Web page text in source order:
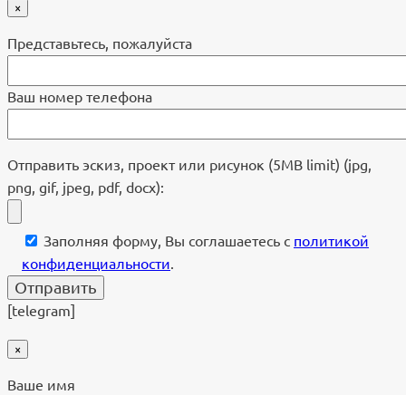
×
Представьтесь, пожалуйста
Ваш номер телефона
Отправить эскиз, проект или рисунок (5MB limit) (jpg,
png, gif, jpeg, pdf, docx):
Заполняя форму, Вы соглашаетесь с политикой
конфиденциальности.
[telegram]
×
Ваше имя